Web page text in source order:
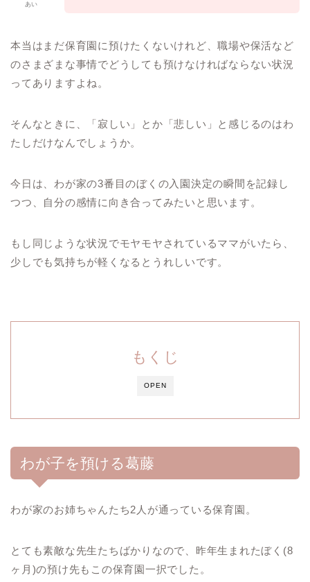
あい
本当はまだ保育園に預けたくないけれど、職場や保活など
のさまざまな事情でどうしても預けなければならない状況
ってありますよね。
そんなときに、「寂しい」とか「悲しい」と感じるのはわ
たしだけなんでしょうか。
今日は、わが家の3番目のぼくの入園決定の瞬間を記録し
つつ、自分の感情に向き合ってみたいと思います。
もし同じような状況でモヤモヤされているママがいたら、
少しでも気持ちが軽くなるとうれしいです。
OPEN
もくじ
わが子を預ける葛藤
わが家のお姉ちゃんたち2人が通っている保育園。
とても素敵な先生たちばかりなので、昨年生まれたぼく(8
ヶ月)の預け先もこの保育園一択でした。